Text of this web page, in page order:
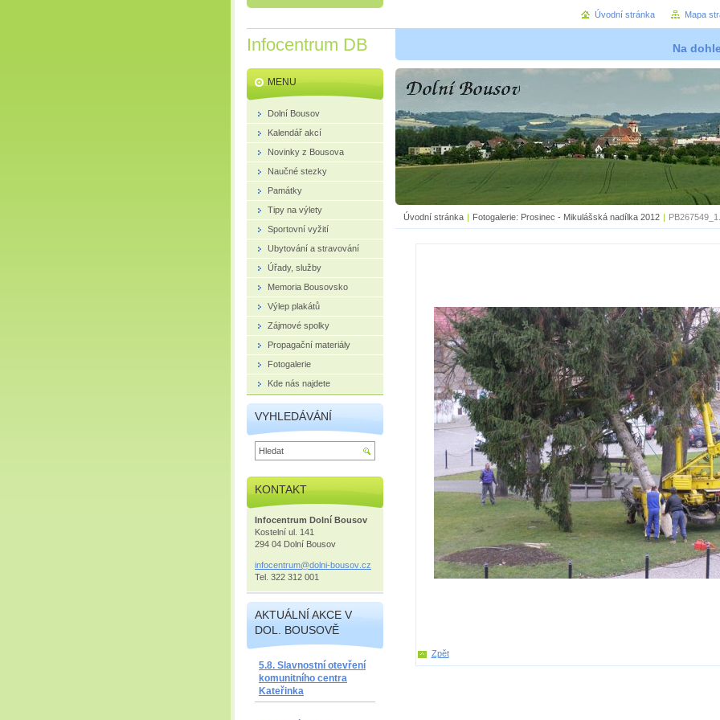
Infocentrum DB Na
Úvodní stránka | Fotogalerie: Prosinec - Mikulášská nadílka 2012 |
Zpět
MENU
Dolní Bousov
Kalendář akcí
Novinky z Bousova
Naučné stezky
Památky
Tipy na výlety
Sportovní vyžití
Ubytování a stravování
Úřady, služby
Memoria Bousovsko
Výlep plakátů
Zájmové spolky
Propagační materiály
Fotogalerie
Kde nás najdete
VYHLEDÁVÁNÍ
KONTAKT
Infocentrum Dolní Bousov
Kostelní ul. 141
294 04 Dolní Bousov
infocentrum@dolni-bousov .cz
Tel. 322 312 001
AKTUÁLNÍ AKCE V
DOL. BOUSOVĚ
5.8. Slavnostní otevření
komunitního centra
Kateřinka
Úvodní stránka Mapa